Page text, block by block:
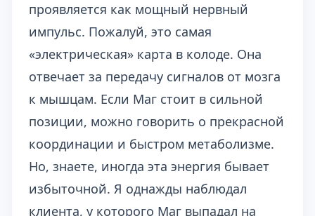
проявляется как мощный нервный
импульс. Пожалуй, это самая
«электрическая» карта в колоде. Она
отвечает за передачу сигналов от мозга
к мышцам. Если Маг стоит в сильной
позиции, можно говорить о прекрасной
координации и быстром метаболизме.
Но, знаете, иногда эта энергия бывает
избыточной. Я однажды наблюдал
клиента, у которого Маг выпадал на